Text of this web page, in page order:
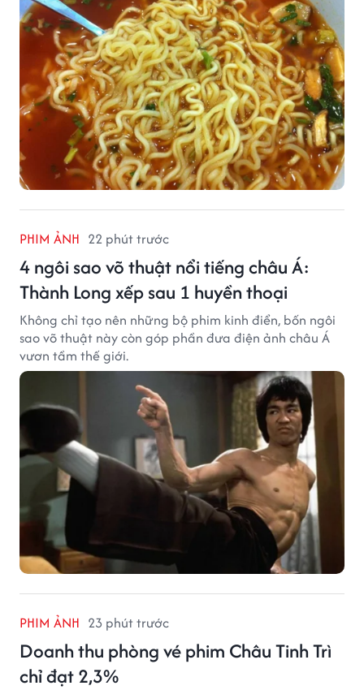
PHIM ẢNH 22 phút trước
4 ngôi sao võ thuật nổi tiếng châu Á:
Thành Long xếp sau 1 huyền thoại
Không chỉ tạo nên những bộ phim kinh điển, bốn ngôi
sao võ thuật này còn góp phần đưa điện ảnh châu Á
vươn tầm thế giới.
PHIM ẢNH 23 phút trước
Doanh thu phòng vé phim Châu Tinh Trì
chỉ đạt 2,3%